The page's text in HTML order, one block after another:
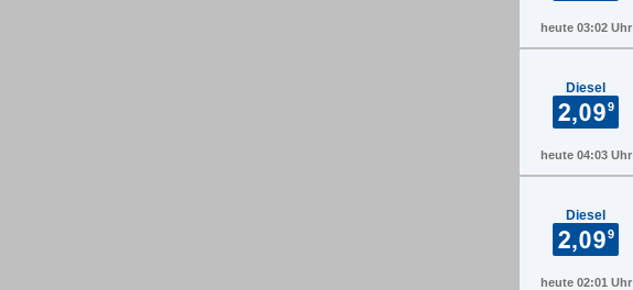
heute 03:02 Uhr
Diesel
heute 04:03 Uhr
Diesel
heute 02:01 Uhr